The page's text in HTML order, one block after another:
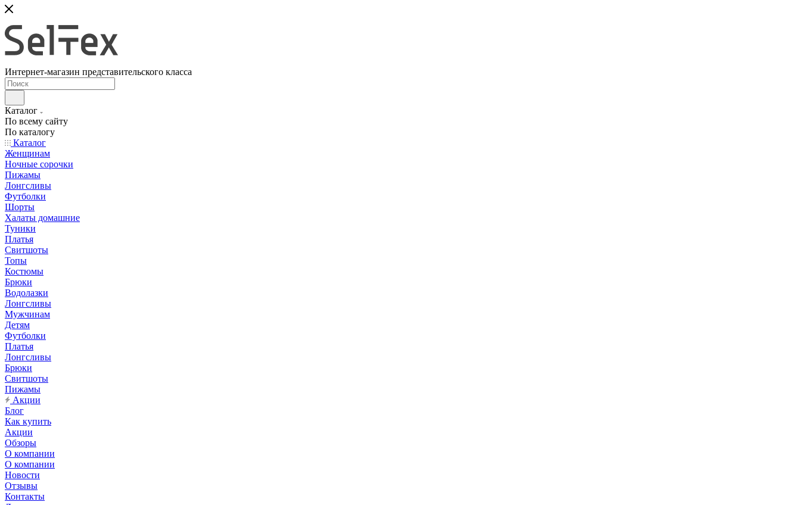
Интернет-магазин представительского класса
Каталог
По всему сайту
По каталогу
Каталог
Женщинам
Ночные сорочки
Пижамы
Лонгсливы
Футболки
Шорты
Халаты домашние
Туники
Платья
Свитшоты
Топы
Костюмы
Брюки
Водолазки
Лонгсливы
Мужчинам
Детям
Футболки
Платья
Лонгсливы
Брюки
Свитшоты
Пижамы
Акции
Блог
Как купить
Акции
Обзоры
О компании
О компании
Новости
Отзывы
Контакты